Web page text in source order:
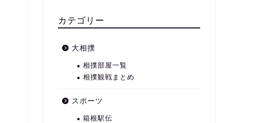
カテゴリー
大相撲
相撲部屋一覧
相撲観戦まとめ
スポーツ
箱根駅伝